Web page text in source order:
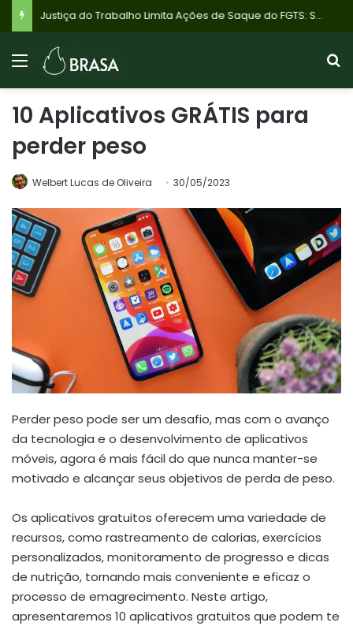
Justiça do Trabalho Limita Ações de Saque do FGTS: Saiba Quem Ainda Pode Recorrer e Evite Erros
10 Aplicativos GRÁTIS para
perder peso
Welbert Lucas de Oliveira 30/05/2023
Perder peso pode ser um desafio, mas com o avanço
da tecnologia e o desenvolvimento de aplicativos
móveis, agora é mais fácil do que nunca manter-se
motivado e alcançar seus objetivos de perda de peso.
Os aplicativos gratuitos oferecem uma variedade de
recursos, como rastreamento de calorias, exercícios
personalizados, monitoramento de progresso e dicas
de nutrição, tornando mais conveniente e eficaz o
processo de emagrecimento. Neste artigo,
apresentaremos 10 aplicativos gratuitos que podem te